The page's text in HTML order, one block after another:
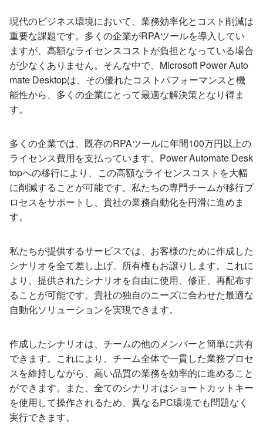
現代のビジネス環境において、業務効率化とコスト削減は
重要な課題です。多くの企業がRPAツールを導入してい
ますが、高額なライセンスコストが負担となっている場合
が少なくありません。そんな中で、Microsoft Power Auto
mate Desktopは、その優れたコストパフォーマンスと機
能性から、多くの企業にとって最適な解決策となり得ま
す。
多くの企業では、既存のRPAツールに年間100万円以上の
ライセンス費用を支払っています。Power Automate Desk
topへの移行により、この高額なライセンスコストを大幅
に削減することが可能です。私たちの専門チームが移行プ
ロセスをサポートし、貴社の業務自動化を円滑に進めま
す。
私たちが提供するサービスでは、お客様のために作成した
シナリオを全て差し上げ、所有権もお譲りします。これに
より、提供されたシナリオを自由に使用、修正、再配布す
ることが可能です。貴社の独自のニーズに合わせた最適な
自動化ソリューションを実現できます。
作成したシナリオは、チームの他のメンバーと簡単に共有
できます。これにより、チーム全体で一貫した業務プロセ
スを維持しながら、高い品質の業務を効率的に進めること
ができます。また、全てのシナリオはショートカットキー
を使用して操作されるため、異なるPC環境でも問題なく
実行できます。